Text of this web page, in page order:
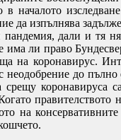
началото
да изпълнява
дали и тя
има ли право
на коронавирус.
неодобрение до
коронавируса
на